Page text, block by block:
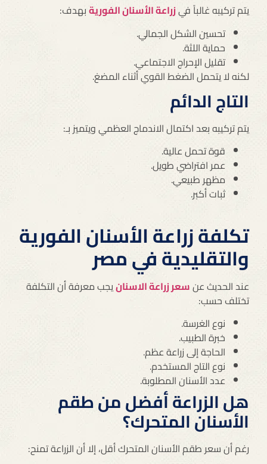
يتم تركيبه غالباً فيزراعة الأسنان الفوريةبهدف:
تحسين الشكل الجمالي.
حماية اللثة.
تقليل الإحراج الاجتماعي.
لكنه لا يتحمل الضغط القوي أثناء المضغ.
التاج الدائم
يتم تركيبه بعد اكتمال الاندماج العظمي ويتميز بـ:
قوة تحمل عالية.
عمر افتراضي طويل.
مظهر طبيعي.
ثبات أكبر.
تكلفة زراعة الأسنان الفورية
والتقليدية في مصر
عند الحديث عنسعر زراعة الاسنانيجب معرفة أن التكلفة
تختلف حسب:
نوع الغرسة.
خبرة الطبيب.
الحاجة إلى زراعة عظم.
نوع التاج المستخدم.
عدد الأسنان المطلوبة.
هل الزراعة أفضل من طقم
الأسنان المتحرك؟
رغم أن سعر طقم الأسنان المتحرك أقل، إلا أن الزراعة تمنح: